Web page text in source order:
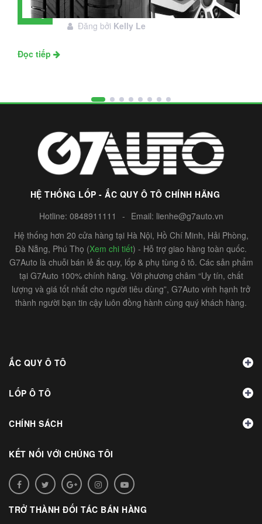
Tháng
Đáng đầu tư không?
Đăng bởi Kelly Le
Đọc tiếp
HỆ THỐNG LỐP - ẮC QUY Ô TÔ CHÍNH HÃNG
Hotline: 0848911111 - Email: lienhe@g7auto.vn
Hệ thống hơn 20 cửa hàng tại Hà Nội, Hồ Chí Minh, Hải Phòng,
Đà Nẵng, Phú Thọ (Xem chi tiết) - Hỗ trợ giao hàng toàn quốc.
G7Auto là chuỗi bán lẻ ắc quy, lốp & phụ tùng ô tô. Các sản phẩm
tại G7Auto 100% chính hãng. Với phương châm “Uy tín, chất
lượng và giá tốt nhất cho người tiêu dùng”, G7Auto vinh hạnh trở
thành người bạn tin cậy luôn đồng hành cùng quý khách hàng.
ẮC QUY Ô TÔ
LỐP Ô TÔ
CHÍNH SÁCH
KẾT NỐI VỚI CHÚNG TÔI
TRỞ THÀNH ĐỐI TÁC BÁN HÀNG